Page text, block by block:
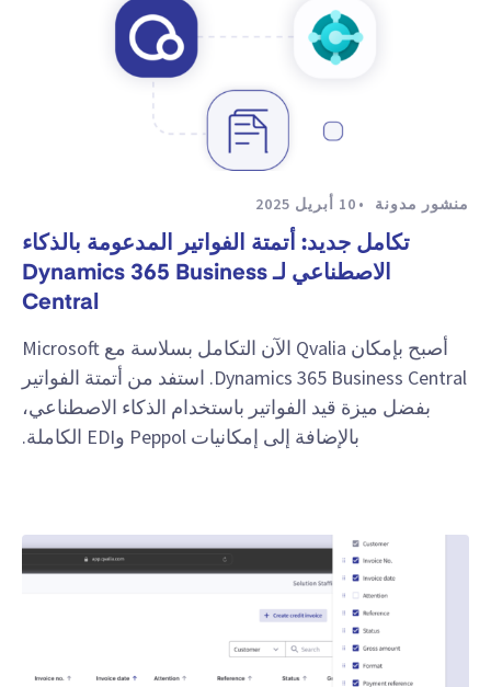
منشور مدونة 10 أبريل 2025
تكامل جديد: أتمتة الفواتير المدعومة بالذكاء
الاصطناعي لـ Dynamics 365 Business
Central
أصبح بإمكان Qvalia الآن التكامل بسلاسة مع Microsoft
Dynamics 365 Business Central. استفد من أتمتة الفواتير
بفضل ميزة قيد الفواتير باستخدام الذكاء الاصطناعي،
بالإضافة إلى إمكانيات Peppol وEDI الكاملة.